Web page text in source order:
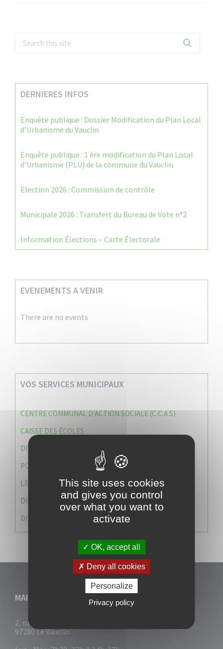
DERNIERES INFOS
Enquête publique : Dossier Modification du Plan Local
d’Urbanisme du Vauclin
Enquête publique : 1 ère modification du Plan Local
d’Urbanisme (PLU) de la commune du Vauclin.
Election 2026 : Commission de contrôle
Municipale 2026 : Transfert du Bureau de Vote n°2
Information Élections – Carte Électorale
EVENEMENTS A VENIR
There are no events
VOS SERVICES MUNICIPAUX
CENTRE COMMUNAL D’ACTION SOCIALE (C.C.A.S)
CAISSE DES ÉCOLES
DIRECTION DES SERVICES TECHNIQUES
POLICE MUNICIPALE
LE CABINET DU MAIRE
DIRECTION DES RESSOURCES ET MOYENS
DIRECTION DU DEVELLOPPEMENT URBAIN DURABL
MAIRIE DU VAUCLIN
2, rue Collignon
97280 Le Vauclin
This site uses cookies
and gives you control
over what you want to
activate
OK, accept all
Deny all cookies
Personalize
Privacy policy